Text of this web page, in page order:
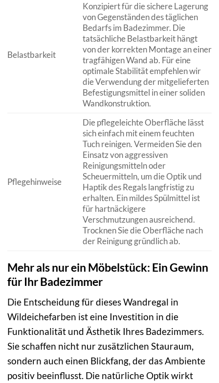
Belastbarkeit
Konzipiert für die sichere Lagerung
von Gegenständen des täglichen
Bedarfs im Badezimmer. Die
tatsächliche Belastbarkeit hängt
von der korrekten Montage an einer
tragfähigen Wand ab. Für eine
optimale Stabilität empfehlen wir
die Verwendung der mitgelieferten
Befestigungsmittel in einer soliden
Wandkonstruktion.
Pflegehinweise
Die pflegeleichte Oberfläche lässt
sich einfach mit einem feuchten
Tuch reinigen. Vermeiden Sie den
Einsatz von aggressiven
Reinigungsmitteln oder
Scheuermitteln, um die Optik und
Haptik des Regals langfristig zu
erhalten. Ein mildes Spülmittel ist
für hartnäckigere
Verschmutzungen ausreichend.
Trocknen Sie die Oberfläche nach
der Reinigung gründlich ab.
Mehr als nur ein Möbelstück: Ein Gewinn
für Ihr Badezimmer
Die Entscheidung für dieses Wandregal in
Wildeichefarben ist eine Investition in die
Funktionalität und Ästhetik Ihres Badezimmers.
Sie schaffen nicht nur zusätzlichen Stauraum,
sondern auch einen Blickfang, der das Ambiente
positiv beeinflusst. Die natürliche Optik wirkt